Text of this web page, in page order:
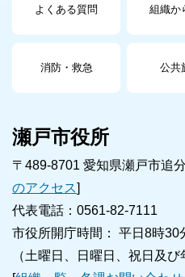
よくある質問 組織か
消防・救急 公共
瀬戸市役所
〒489-8701 愛知県瀬戸市追
のアクセス]
代表電話：0561-82-7111
市役所開庁時間： 平日8時30
（土曜日、日曜日、祝日及び